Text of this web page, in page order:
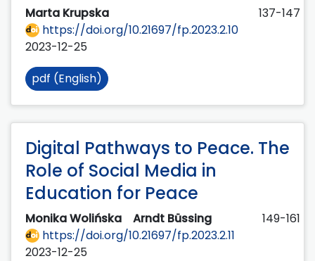
Marta Krupska
137-147
https://doi.org/10.21697/fp.2023.2.10
2023-12-25
pdf (English)
Digital Pathways to Peace. The
Role of Social Media in
Education for Peace
Monika Wolińska Arndt Büssing
149-161
https://doi.org/10.21697/fp.2023.2.11
2023-12-25